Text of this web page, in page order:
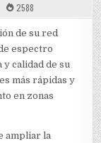
2588
de su red
espectro
y calidad de su
más rápidas y
en zonas
ampliar la